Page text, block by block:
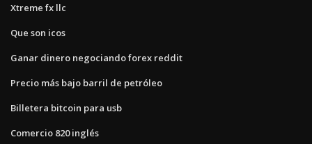
Xtreme fx llc
Que son icos
Ganar dinero negociando forex reddit
Precio más bajo barril de petróleo
Billetera bitcoin para usb
Comercio 820 inglés